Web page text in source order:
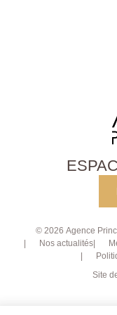
© 2026 Agence
Nos actualités
Site